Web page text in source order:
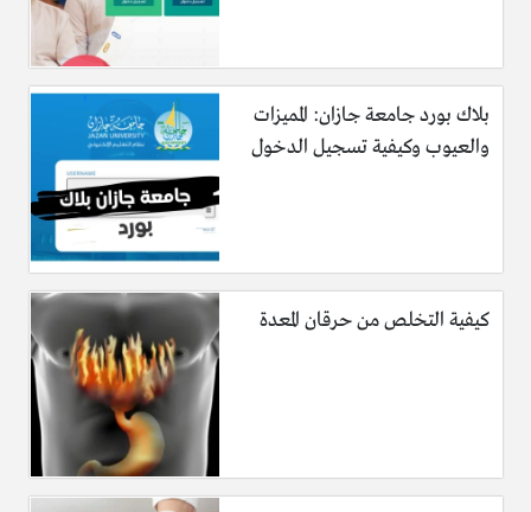
بلاك بورد جامعة جازان: المميزات
والعيوب وكيفية تسجيل الدخول
كيفية التخلص من حرقان المعدة